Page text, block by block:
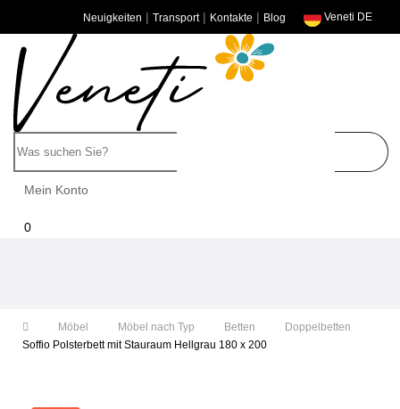
Neuigkeiten| Transport| Kontakte| Blog Veneti DE
Mein Konto
0
Möbel Möbel nach Typ Betten
Doppelbetten
Soffio Polsterbett mit Stauraum Hellgrau 180 x 200